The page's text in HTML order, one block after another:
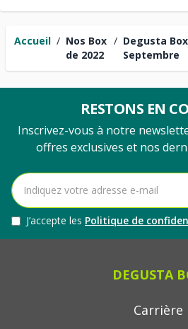
Accueil / Nos Box
de 2022
/ Degusta Box
Septembre
RESTONS EN
Inscrivez-vous à notre
offres exclusives et nos
J’accepte les Politique de
DEGUSTA
Carrière